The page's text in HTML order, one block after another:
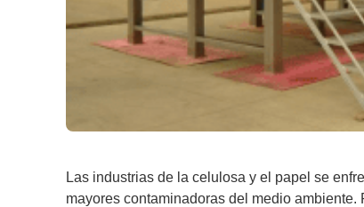
Las industrias de la celulosa y el papel se
mayores contaminadoras del medio ambiente.